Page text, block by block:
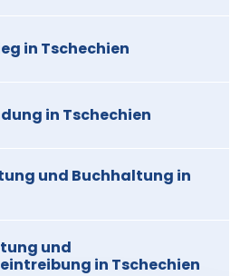
in Tschechien
in Tschechien
und Buchhaltung in
und
in Tschechien